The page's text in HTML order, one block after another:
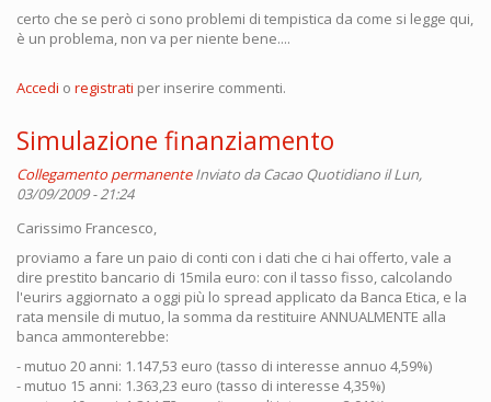
certo che se però ci sono problemi di tempistica da come si legge qui,
è un problema, non va per niente bene....
Accedi o registrati per inserire commenti.
Simulazione finanziamento
Collegamento permanente Inviato daCacao Quotidiano il Lun,
03/09/2009 - 21:24
Carissimo Francesco,
proviamo a fare un paio di conti con i dati che ci hai offerto, vale a
dire prestito bancario di 15mila euro: con il tasso fisso, calcolando
l'eurirs aggiornato a oggi più lo spread applicato da Banca Etica, e la
rata mensile di mutuo, la somma da restituire ANNUALMENTE alla
banca ammonterebbe:
- mutuo 20 anni: 1.147,53 euro (tasso di interesse annuo 4,59%)
- mutuo 15 anni: 1.363,23 euro (tasso di interesse 4,35%)